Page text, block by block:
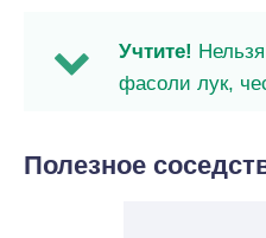
Учтите!
фасоли лук,
Полезное